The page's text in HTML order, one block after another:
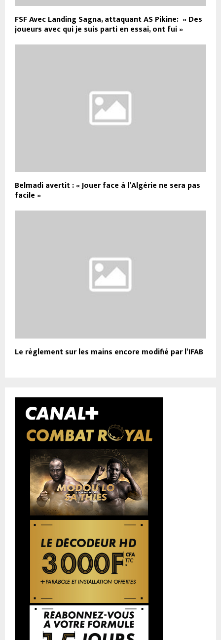
FSF Avec Landing Sagna, attaquant AS Pikine: » Des
joueurs avec qui je suis parti en essai, ont fui »
Belmadi avertit : « Jouer face à l’Algérie ne sera pas
facile »
Le règlement sur les mains encore modifié par l’IFAB